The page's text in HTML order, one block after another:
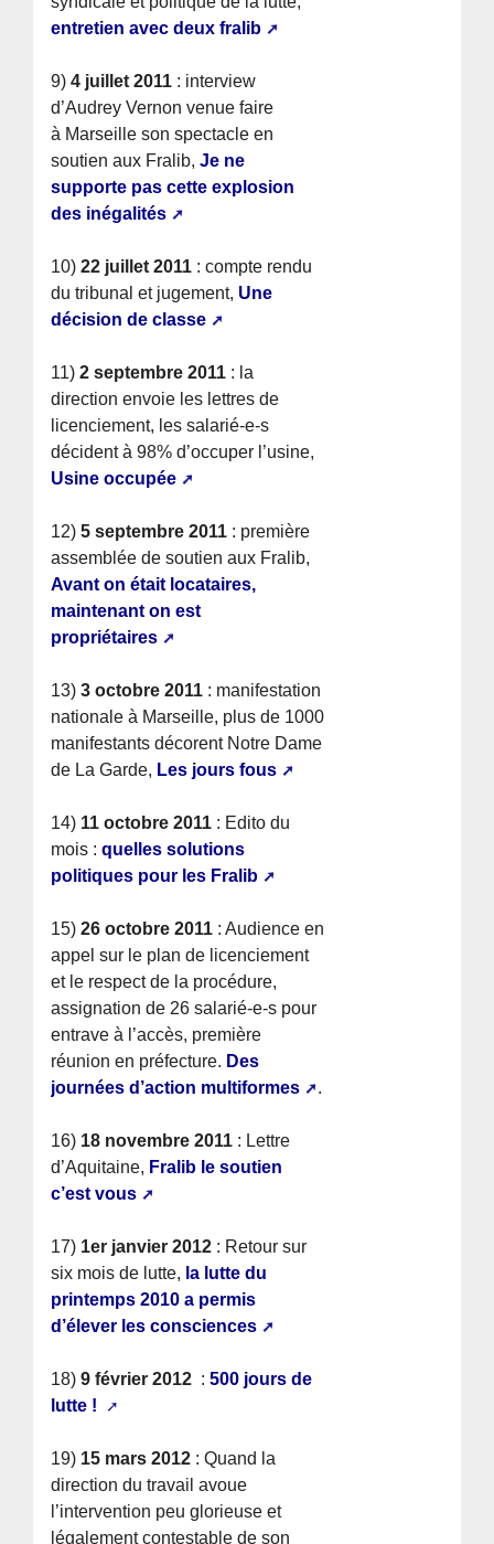
entretien avec deux fralib
9)4 juillet 2011 : interview
d’Audrey Vernon venue faire
à Marseille son spectacle en
soutien aux Fralib,Je ne
supporte pas cette explosion
des inégalités
10)22 juillet 2011 : compte rendu
du tribunal et jugement, Une
décision de classe
11)2 septembre 2011 : la
direction envoie les lettres de
licenciement, les salarié-e-s
décident à 98% d’occuper l’usine,
Usine occupée
12)5 septembre 2011 : première
assemblée de soutien aux Fralib,
Avant on était locataires,
maintenant on est
propriétaires
13)3 octobre 2011 : manifestation
nationale à Marseille, plus de 1000
manifestants décorent Notre Dame
de La Garde, Les jours fous
14) 11 octobre 2011 : Edito du
mois :quelles solutions
politiques pour les Fralib
15)26 octobre 2011 : Audience en
appel sur le plan de licenciement
et le respect de la procédure,
assignation de 26 salarié-e-s pour
entrave à l’accès, première
réunion en préfecture. Des
journées d’action multiformes
.
16) 18 novembre 2011 : Lettre
d’Aquitaine, Fralib le soutien
c’est vous
17) 1er janvier 2012 : Retour sur
six mois de lutte, la lutte du
printemps 2010 a permis
d’élever les consciences
18)9 février 2012 :500 jours de
lutte !
19) 15 mars 2012 : Quand la
direction du travail avoue
l’intervention peu glorieuse et
légalement contestable de son